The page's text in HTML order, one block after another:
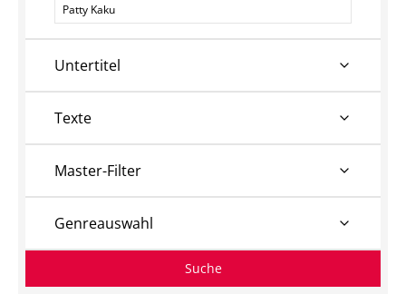
Untertitel
Texte
Master-Filter
Genreauswahl
Suche